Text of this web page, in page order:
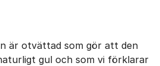
är otvättad som gör att den
gul och som vi förklarar